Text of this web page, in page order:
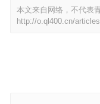
本文来自网络，不代表
http://o.ql400.cn/